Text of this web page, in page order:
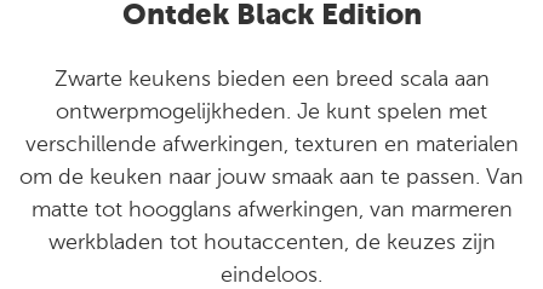
Ontdek Black Edition
Zwarte keukens bieden een breed scala aan
ontwerpmogelijkheden. Je kunt spelen met
verschillende afwerkingen, texturen en materialen
om de keuken naar jouw smaak aan te passen. Van
matte tot hoogglans afwerkingen, van marmeren
werkbladen tot houtaccenten, de keuzes zijn
eindeloos.